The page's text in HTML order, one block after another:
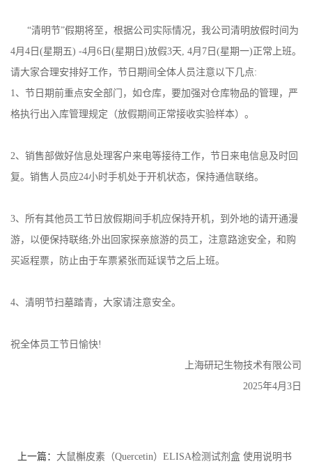
“清明节”假期将至，根据公司实际情况，我公司清明放假时间为
4月4日(星期五) -4月6日(星期日)放假3天, 4月7日(星期一)正常上班。
请大家合理安排好工作，节日期间全体人员注意以下几点:
1、节日期前重点安全部门，如仓库，要加强对仓库物品的管理，严
格执行出入库管理规定（放假期间正常接收实验样本）。
2、销售部做好信息处理客户来电等接待工作，节日来电信息及时回
复。销售人员应24小时手机处于开机状态，保持通信联络。
3、所有其他员工节日放假期间手机应保持开机，到外地的请开通漫
游，以便保持联络;外出回家探亲旅游的员工，注意路途安全，和购
买返程票，防止由于车票紧张而延误节之后上班。
4、清明节扫墓踏青，大家请注意安全。
祝全体员工节日愉快!
上海研玘生物技术有限公司
2025年4月3日
上一篇： 大鼠槲皮素（Quercetin）ELISA检测试剂盒 使用说明书